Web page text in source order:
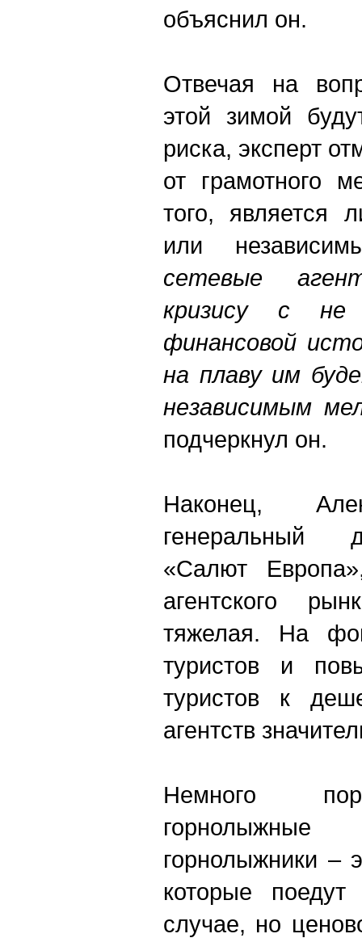
объяснил он.
Отвечая на
этой зимой
риска, эксперт
от грамотного
того, является
или
сетевые
кризису с не
финансовой
на плаву им
независимым
подчеркнул он.
Наконец,
генеральный
«Салют
агентского
тяжелая. На
туристов и
туристов к
агентств
Немного
горнолыжники –
которые
случае, но